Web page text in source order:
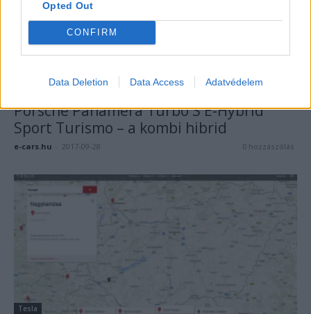
Opted Out
CONFIRM
Data Deletion Data Access Adatvédelem
Porsche Panamera Turbo S E-Hybrid
Sport Turismo – a kombi hibrid
e-cars.hu 2017-09-28 0 hozzászólás
Tesla